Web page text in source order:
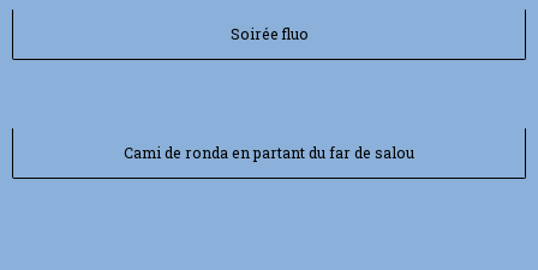
Soirée fluo
Cami de ronda en partant du far de salou